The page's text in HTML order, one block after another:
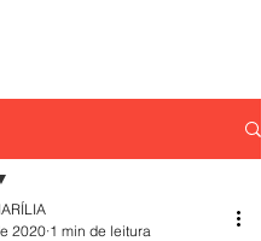
2020 1 min de leitura